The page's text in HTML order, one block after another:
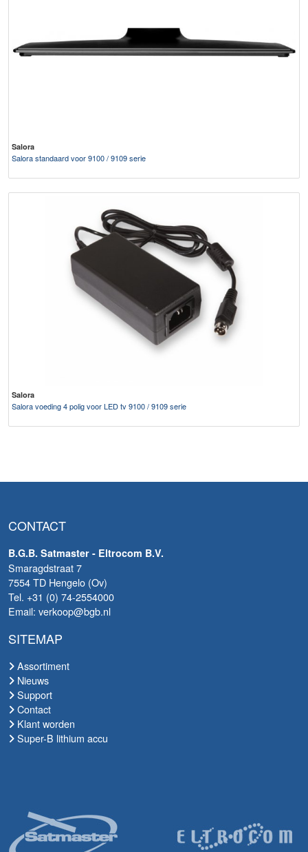
Salora
Salora standaard voor 9100 / 9109 serie
Salora
Salora voeding 4 polig voor LED tv 9100 / 9109 serie
CONTACT
B.G.B. Satmaster - Eltrocom B.V.
Smaragdstraat 7
7554 TD Hengelo (Ov)
Tel. +31 (0) 74-2554000
Email: verkoop@bgb.nl
SITEMAP
Assortiment
Nieuws
Support
Contact
Klant worden
Super-B lithium accu